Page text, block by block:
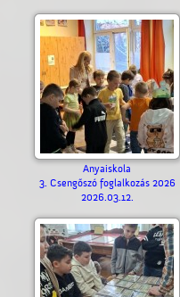
Anyaiskola
3. Csengőszó foglalkozás 2026
2026.03.12.